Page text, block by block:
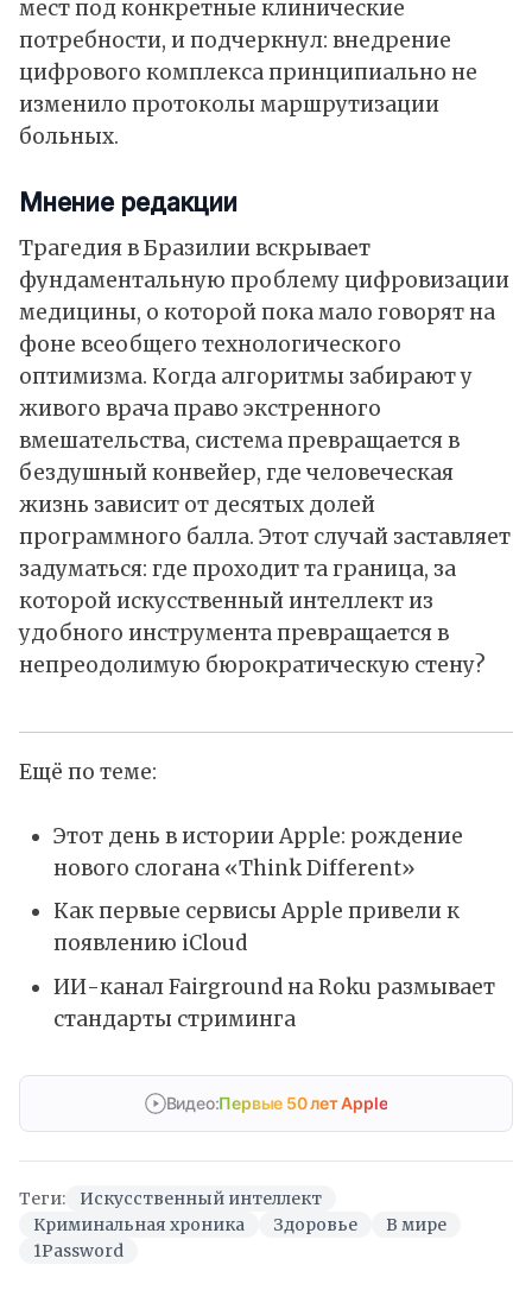
мест под конкретные клинические
потребности, и подчеркнул: внедрение
цифрового комплекса принципиально не
изменило протоколы маршрутизации
больных.
Мнение редакции
Трагедия в Бразилии вскрывает
фундаментальную проблему цифровизации
медицины, о которой пока мало говорят на
фоне всеобщего технологического
оптимизма. Когда алгоритмы забирают у
живого врача право экстренного
вмешательства, система превращается в
бездушный конвейер, где человеческая
жизнь зависит от десятых долей
программного балла. Этот случай заставляет
задуматься: где проходит та граница, за
которой искусственный интеллект из
удобного инструмента превращается в
непреодолимую бюрократическую стену?
Ещё по теме:
Этот день в истории Apple: рождение
нового слогана «Think Different»
Как первые сервисы Apple привели к
появлению iCloud
ИИ-канал Fairground на Roku размывает
стандарты стриминга
Видео:Первые 50 лет Apple
Теги:
Искусственный интеллект
Криминальная хроника
Здоровье
В мире
1Password